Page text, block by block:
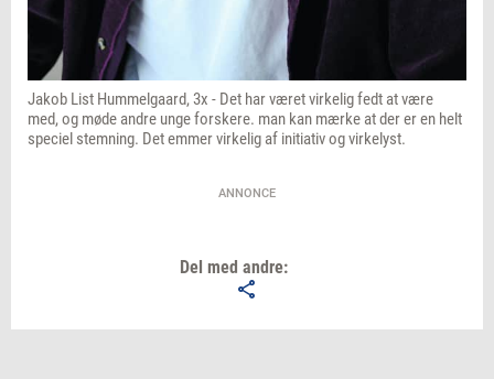
Jakob List Hummelgaard, 3x - Det har været virkelig fedt at være
med, og møde andre unge forskere. man kan mærke at der er en helt
speciel stemning. Det emmer virkelig af initiativ og virkelyst.
ANNONCE
Del med andre: